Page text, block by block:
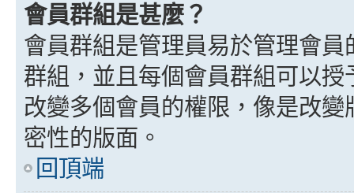
會員群組是甚麼？
會員群組是管理員易於管理會
群組，並且每個會員群組可以
改變多個會員的權限，像是改
密性的版面。
回頂端